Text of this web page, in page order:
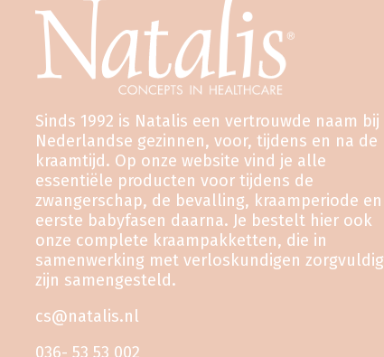
Sinds 1992 is Natalis een vertrouwde naam bij
Nederlandse gezinnen, voor, tijdens en na de
kraamtijd. Op onze website vind je alle
essentiële producten voor tijdens de
zwangerschap, de bevalling, kraamperiode en
eerste babyfasen daarna. Je bestelt hier ook
onze complete kraampakketten, die in
samenwerking met verloskundigen zorgvuldig
zijn samengesteld.
cs@natalis.nl
036- 53 53 002